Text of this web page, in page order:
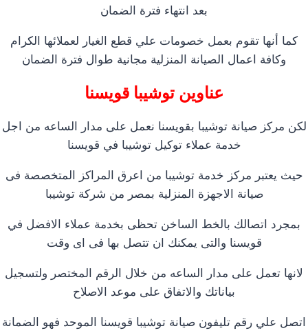
بعد انتهاء فترة الضمان
كما أنها تقوم بعمل خصومات علي قطع الغيار لعملائها الكرام
وكافة اعمال الصيانة المنزلية مجانية طوال فترة الضمان
عناوين توشيبا قويسنا
لكن مركز صيانة توشيبا بقويسنا نعمل على مدار الساعه من اجل
خدمة عملاء توكيل توشيبا في قويسنا
حيث يعتبر مركز خدمة توشيبا من اعرق المراكز المتخصصة فى
صيانة الاجهزة المنزلية بمصر من شركة توشيبا
بمجرد اتصالك بالخط الساخن تحظى بخدمة عملاء الافضل في
قويسنا والتى يمكنك ان تتصل بها فى اى وقت
لانها تعمل على مدار الساعه من خلال الرقم المختصر ولتسجيل
بياناتك والاتفاق على موعد الاصلاح
اتصل علي رقم تليفون صيانة توشيبا قويسنا الموحد فهو الضمانة